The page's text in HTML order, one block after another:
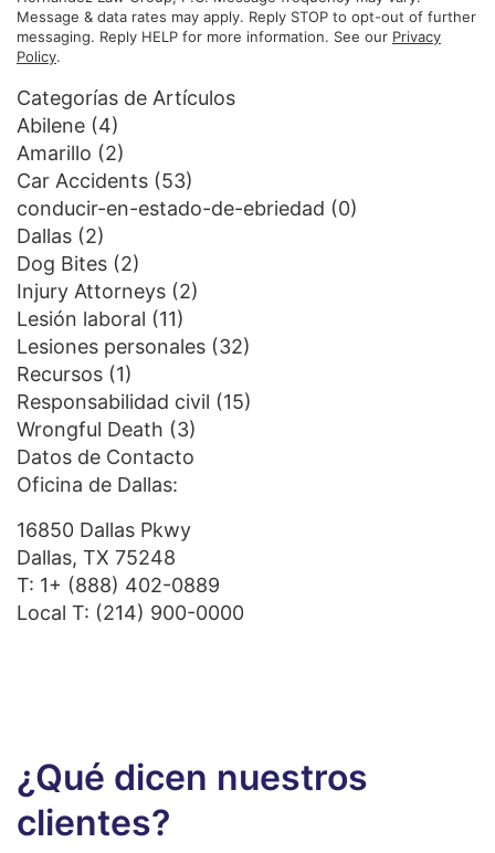
Message & data rates may apply. Reply STOP to opt-out of further
messaging. Reply HELP for more information. See our Privacy
Policy.
Categorías de Artículos
Abilene (4)
Amarillo (2)
Car Accidents (53)
conducir-en-estado-de-ebriedad (0)
Dallas (2)
Dog Bites (2)
Injury Attorneys (2)
Lesión laboral (11)
Lesiones personales (32)
Recursos (1)
Responsabilidad civil (15)
Wrongful Death (3)
Datos de Contacto
Oficina de Dallas:
16850 Dallas Pkwy
Dallas, TX 75248
T: 1+ (888) 402-0889
Local T: (214) 900-0000
¿Qué dicen nuestros
clientes?